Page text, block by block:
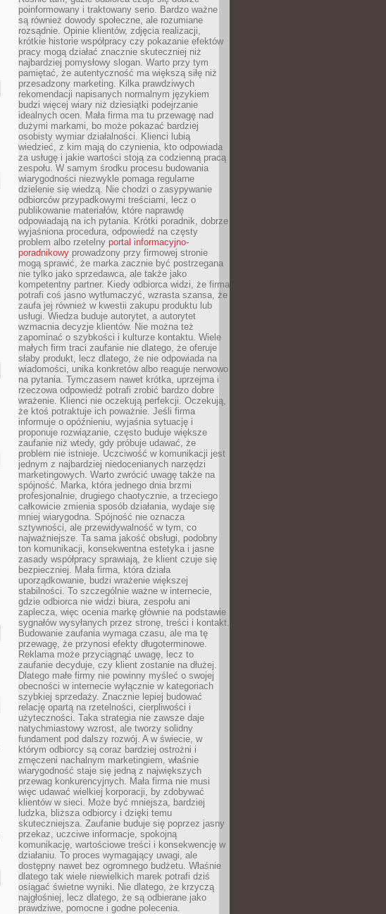
poinformowany i traktowany serio. Bardzo ważne
są również dowody społeczne, ale rozumiane
rozsądnie. Opinie klientów, zdjęcia realizacji,
krótkie historie współpracy czy pokazanie efektów
pracy mogą działać znacznie skuteczniej niż
najbardziej pomysłowy slogan. Warto przy tym
pamiętać, że autentyczność ma większą siłę niż
przesadzony marketing. Kilka prawdziwych
rekomendacji napisanych normalnym językiem
budzi więcej wiary niż dziesiątki podejrzanie
idealnych ocen. Mała firma ma tu przewagę nad
dużymi markami, bo może pokazać bardziej
osobisty wymiar działalności. Klienci lubią
wiedzieć, z kim mają do czynienia, kto odpowiada
za usługę i jakie wartości stoją za codzienną pracą
zespołu. W samym środku procesu budowania
wiarygodności niezwykle pomaga regularne
dzielenie się wiedzą. Nie chodzi o zasypywanie
odbiorców przypadkowymi treściami, lecz o
publikowanie materiałów, które naprawdę
odpowiadają na ich pytania. Krótki poradnik, dobrze
wyjaśniona procedura, odpowiedź na częsty
problem albo rzetelny portal informacyjno-
poradnikowy prowadzony przy firmowej stronie
mogą sprawić, że marka zacznie być postrzegana
nie tylko jako sprzedawca, ale także jako
kompetentny partner. Kiedy odbiorca widzi, że firma
potrafi coś jasno wytłumaczyć, wzrasta szansa, że
zaufa jej również w kwestii zakupu produktu lub
usługi. Wiedza buduje autorytet, a autorytet
wzmacnia decyzje klientów. Nie można też
zapominać o szybkości i kulturze kontaktu. Wiele
małych firm traci zaufanie nie dlatego, że oferuje
słaby produkt, lecz dlatego, że nie odpowiada na
wiadomości, unika konkretów albo reaguje nerwowo
na pytania. Tymczasem nawet krótka, uprzejma i
rzeczowa odpowiedź potrafi zrobić bardzo dobre
wrażenie. Klienci nie oczekują perfekcji. Oczekują,
że ktoś potraktuje ich poważnie. Jeśli firma
informuje o opóźnieniu, wyjaśnia sytuację i
proponuje rozwiązanie, często buduje większe
zaufanie niż wtedy, gdy próbuje udawać, że
problem nie istnieje. Uczciwość w komunikacji jest
jednym z najbardziej niedocenianych narzędzi
marketingowych. Warto zwrócić uwagę także na
spójność. Marka, która jednego dnia brzmi
profesjonalnie, drugiego chaotycznie, a trzeciego
całkowicie zmienia sposób działania, wydaje się
mniej wiarygodna. Spójność nie oznacza
sztywności, ale przewidywalność w tym, co
najważniejsze. Ta sama jakość obsługi, podobny
ton komunikacji, konsekwentna estetyka i jasne
zasady współpracy sprawiają, że klient czuje się
bezpieczniej. Mała firma, która działa
uporządkowanie, budzi wrażenie większej
stabilności. To szczególnie ważne w internecie,
gdzie odbiorca nie widzi biura, zespołu ani
zaplecza, więc ocenia markę głównie na podstawie
sygnałów wysyłanych przez stronę, treści i kontakt.
Budowanie zaufania wymaga czasu, ale ma tę
przewagę, że przynosi efekty długoterminowe.
Reklama może przyciągnąć uwagę, lecz to
zaufanie decyduje, czy klient zostanie na dłużej.
Dlatego małe firmy nie powinny myśleć o swojej
obecności w internecie wyłącznie w kategoriach
szybkiej sprzedaży. Znacznie lepiej budować
relację opartą na rzetelności, cierpliwości i
użyteczności. Taka strategia nie zawsze daje
natychmiastowy wzrost, ale tworzy solidny
fundament pod dalszy rozwój. A w świecie, w
którym odbiorcy są coraz bardziej ostrożni i
zmęczeni nachalnym marketingiem, właśnie
wiarygodność staje się jedną z największych
przewag konkurencyjnych. Mała firma nie musi
więc udawać wielkiej korporacji, by zdobywać
klientów w sieci. Może być mniejsza, bardziej
ludzka, bliższa odbiorcy i dzięki temu
skuteczniejsza. Zaufanie buduje się poprzez jasny
przekaz, uczciwe informacje, spokojną
komunikację, wartościowe treści i konsekwencję w
działaniu. To proces wymagający uwagi, ale
dostępny nawet bez ogromnego budżetu. Właśnie
dlatego tak wiele niewielkich marek potrafi dziś
osiągać świetne wyniki. Nie dlatego, że krzyczą
najgłośniej, lecz dlatego, że są odbierane jako
prawdziwe, pomocne i godne polecenia.